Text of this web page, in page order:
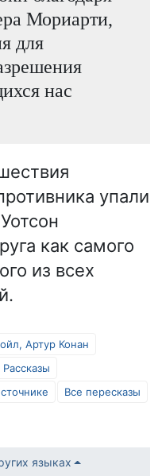
Мориарти,
для
нас
упали
как самого
из всех
Артур Конан
Рассказы
Все пересказы
языках